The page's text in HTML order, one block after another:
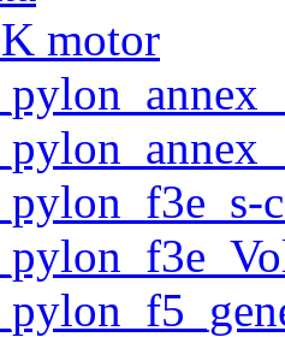
motor